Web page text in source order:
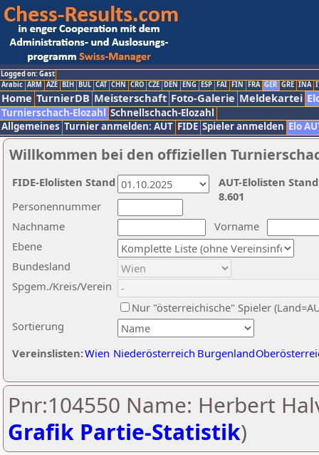
Logged on: Gast
Arabic ARM AZE BIH BUL CAT CHN CRO CZE DEN ENG ESP FAI FIN FRA GER GRE INA
Home TurnierDB Meisterschaft Foto-Galerie Meldekartei
Turnierschach-Elozahl Schnellschach-Elozahl
Allgemeines Turnier anmelden: AUT FIDE Spieler anmelden Elo
Willkommen bei den offiziellen
Nachname
Vorname
Ebene
Sortierung
Personennummer
Bundesland
Spgem./Kreis/Verein
Nur "österreichische" Spieler
Vereinslisten:Wien Niederösterreich Burgenland
AUT-Elolisten
8.601
FIDE-Elolisten Stand
Pnr:104550 Name: Herbert
Grafik Partie-Statistik)